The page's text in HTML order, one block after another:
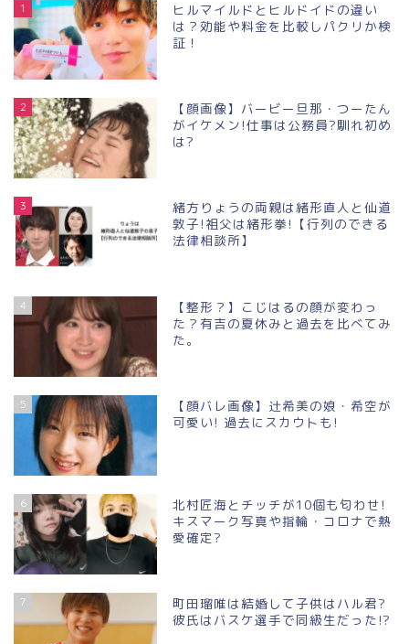
1
ヒルマイルドとヒルドイドの違い
は？効能や料金を比較しパクリか検
証！
2
【顔画像】バービー旦那・つーたん
がイケメン!仕事は公務員?馴れ初め
は?
3
緒方りょうの両親は緒形直人と仙道
敦子!祖父は緒形拳!【行列のできる
法律相談所】
4
【整形？】こじはるの顔が変わっ
た？有吉の夏休みと過去を比べてみ
た。
5
【顔バレ画像】辻希美の娘・希空が
可愛い! 過去にスカウトも!
6
北村匠海とチッチが10個も匂わせ!
キスマーク写真や指輪・コロナで熱
愛確定?
7
町田瑠唯は結婚して子供はハル君?
彼氏はバスケ選手で同級生だった!?